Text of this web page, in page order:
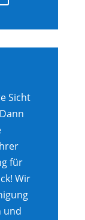
Sicht
für
Wir
und